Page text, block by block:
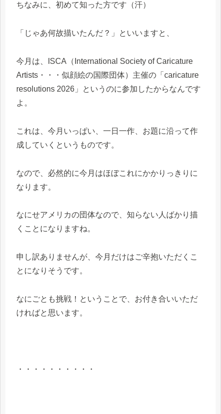
ちなみに、初めて知った方です（汗）
「じゃあ何故描いたんだ？」といいますと、
今月は、ISCA（International Society of Caricature
Artists・・・似顔絵の国際団体）主催の「caricature
resolutions 2026」というのに参加したからなんです
よ。
これは、今月いっぱい、一日一作、お題に沿って作
成していくというものです。
なので、必然的に今月はほぼこれにかかりっきりに
なります。
なにせアメリカの団体なので、知らない人ばかり描
くことになりますね。
申し訳ありませんが、今月だけはご辛抱いただくこ
とになりそうです。
なにごとも挑戦！ということで、お付き合いいただ
ければと思います。
・・・・・・・・・・